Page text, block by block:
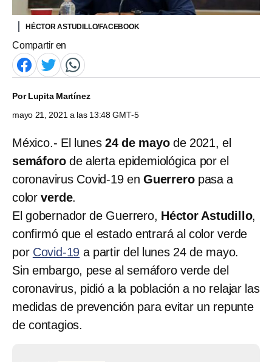
HÉCTOR ASTUDILLO/FACEBOOK
Compartir en
PorLupita Martínez
mayo 21, 2021 a las 13:48 GMT-5
México.- El lunes24 de mayode 2021, el
semáforode alerta epidemiológica por el
coronavirus Covid-19 enGuerreropasa a
colorverde.
El gobernador de Guerrero, Héctor Astudillo,
confirmó que el estado entrará al color verde
por Covid-19 a partir del lunes 24 de mayo.
Sin embargo, pese al semáforo verde del
coronavirus, pidió a la población a no relajar las
medidas de prevención para evitar un repunte
de contagios.